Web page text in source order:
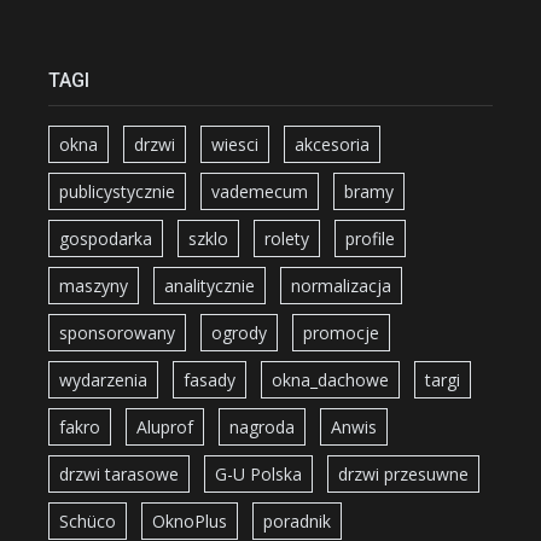
TAGI
okna drzwi wiesci akcesoria
publicystycznie vademecum bramy
gospodarka szklo rolety profile
maszyny analitycznie normalizacja
sponsorowany ogrody promocje
wydarzenia fasady okna_dachowe targi
fakro Aluprof nagroda Anwis
drzwi tarasowe G-U Polska drzwi przesuwne
Schüco OknoPlus poradnik